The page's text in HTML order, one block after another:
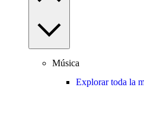
Música
Explorar toda la